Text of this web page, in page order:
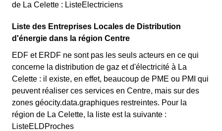
de La Celette : ListeElectriciens
Liste des Entreprises Locales de Distribution
d'énergie dans la région Centre
EDF et ERDF ne sont pas les seuls acteurs en ce qui
concerne la distribution de gaz et d'électricité à La
Celette : il existe, en effet, beaucoup de PME ou PMI qui
peuvent réaliser ces services en Centre, mais sur des
zones géocity.data.graphiques restreintes. Pour la
région de La Celette, la liste est la suivante :
ListeELDProches